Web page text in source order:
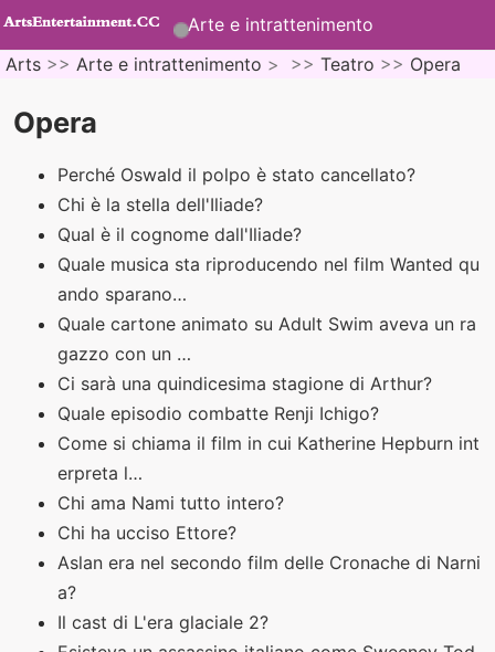
Arte e intrattenimento
Arts >> Arte e intrattenimento > >> Teatro >> Opera
Opera
Perché Oswald il polpo è stato cancellato?
Chi è la stella dell'Iliade?
Qual è il cognome dall'Iliade?
Quale musica sta riproducendo nel film Wanted qu
ando sparano…
Quale cartone animato su Adult Swim aveva un ra
gazzo con un …
Ci sarà una quindicesima stagione di Arthur?
Quale episodio combatte Renji Ichigo?
Come si chiama il film in cui Katherine Hepburn int
erpreta l…
Chi ama Nami tutto intero?
Chi ha ucciso Ettore?
Aslan era nel secondo film delle Cronache di Narni
a?
Il cast di L'era glaciale 2?